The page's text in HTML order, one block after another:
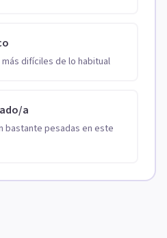
difíciles de lo habitual
a
bastante pesadas en este